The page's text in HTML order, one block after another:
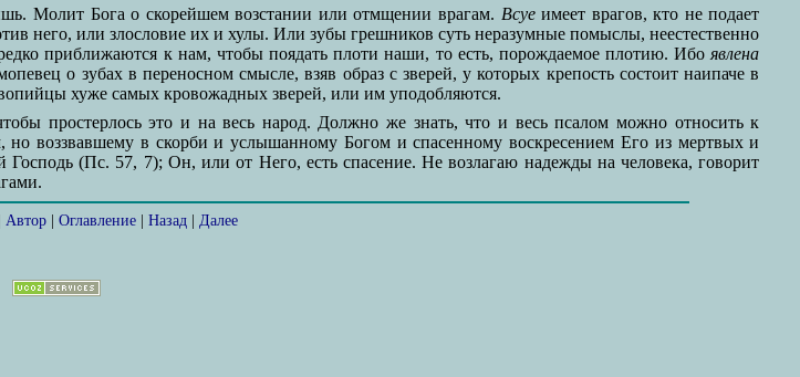
Молит Бога о скорейшем возстании или отмщении врагам. Всуеимеет врагов, кто не подает
него, или злословие их и хулы. Или зубы грешников суть неразумные помыслы, неестественно
приближаются к нам, чтобы поядать плоти наши, то есть, порождаемое плотию. Ибоявлена
о зубах в переносном смысле, взяв образ с зверей, у которых крепость состоит наипаче в
хуже самых кровожадных зверей, или им уподобляются.
простерлось это и на весь народ. Должно же знать, что и весь псалом можно относить к
воззвавшему в скорби и услышанному Богом и спасенному воскресением Его из мертвых и
(Пс. 57, 7); Он, или от Него, есть спасение. Не возлагаю надежды на человека, говорит
Автор| Оглавление| Назад| Далее